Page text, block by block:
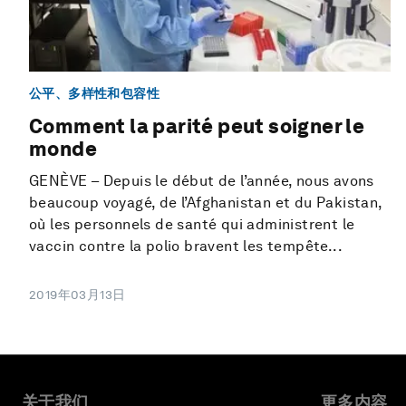
公平、多样性和包容性
Comment la parité peut soigner le
monde
GENÈVE – Depuis le début de l’année, nous avons
beaucoup voyagé, de l’Afghanistan et du Pakistan,
où les personnels de santé qui administrent le
vaccin contre la polio bravent les tempête...
2019年03月13日
关于我们 更多内容